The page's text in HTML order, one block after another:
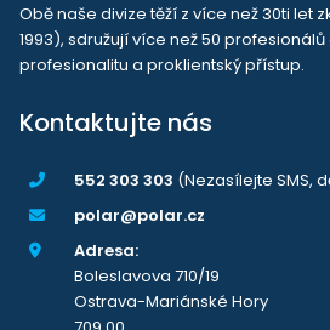
Obě naše divize těží z více než 30ti let
1993), sdružují více než 50
profesionalitu a proklientský přístup.
Kontaktujte nás
552 303 303 (Nezasílejte SMS,
polar@polar.cz
Adresa:
Boleslavova 710/19
Ostrava-Mariánské Hory